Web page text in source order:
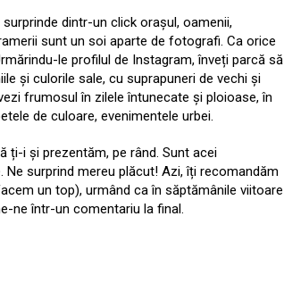
dintr-un click orașul, oamenii,
sunt un soi aparte de fotografi. Ca orice
le profilul de Instagram, înveți parcă să
și culorile sale, cu suprapuneri de vechi și
frumosul în zilele întunecate și ploioase, în
de culoare, evenimentele urbei.
ți-i și prezentăm, pe rând. Sunt acei
surprind mereu plăcut! Azi, îți recomandăm
un top), urmând ca în săptămânile viitoare
ne într-un comentariu la final.